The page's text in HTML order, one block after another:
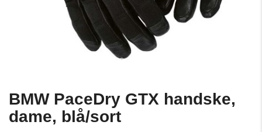
BMW PaceDry GTX handske,
dame, blå/sort